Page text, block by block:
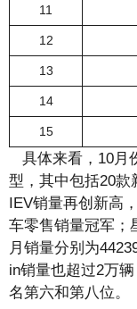
11
12
13
14
15
具体来看，10月
型，其中包括20款
IEV销量再创新高
车零售销量冠军；
月销量分别为
in销量也超过2万
名第六和第八位。